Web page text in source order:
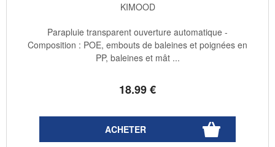
KIMOOD
18.99€
Parapluie transparent ouverture automatique -
Composition : POE, embouts de baleines et poignées en
PP, baleines et mât ...